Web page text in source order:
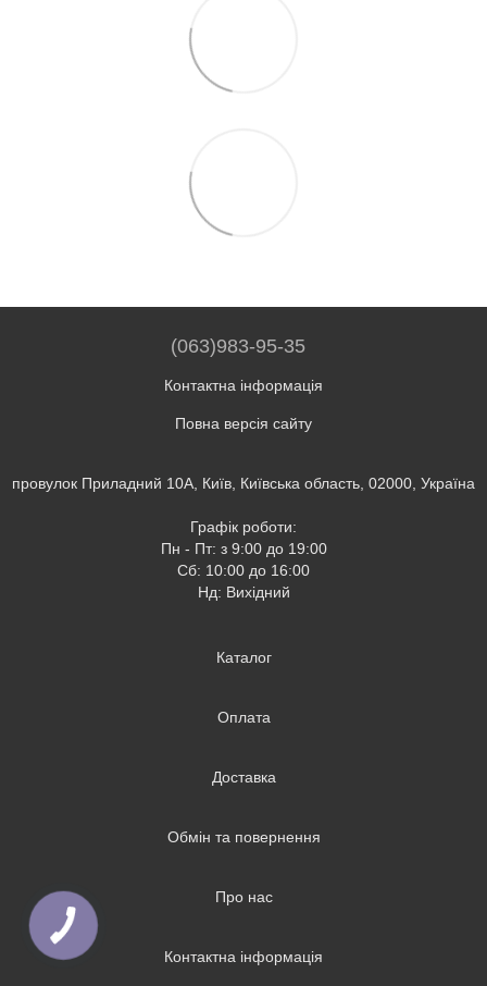
(063)983-95-35
Контактна інформація
Повна версія сайту
провулок Приладний 10А, Київ, Київська область, 02000, Україна
Графік роботи:
Пн - Пт: з 9:00 до 19:00
Сб: 10:00 до 16:00
Нд: Вихідний
Каталог
Оплата
Доставка
Обмін та повернення
Про нас
Контактна інформація